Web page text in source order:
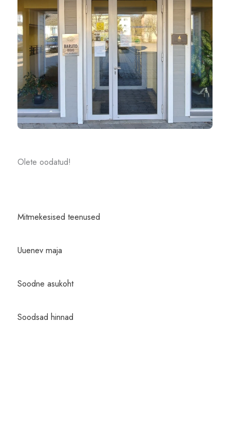
Olete oodatud!
Mitmekesised teenused
Uuenev maja
Soodne asukoht
Soodsad hinnad